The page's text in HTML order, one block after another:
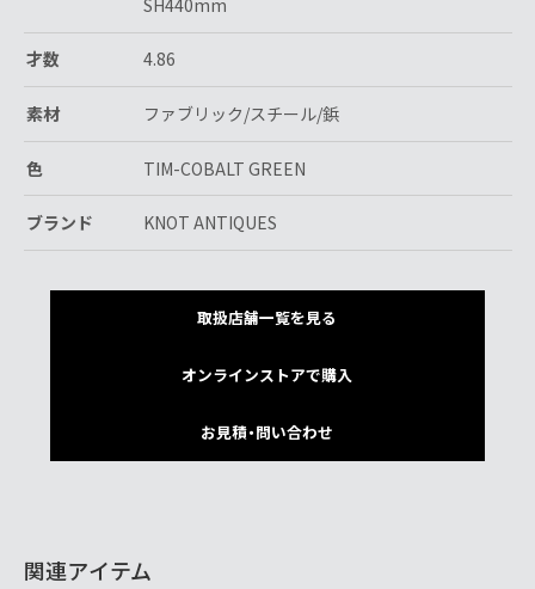
才数 4.86
素材 ファブリック/スチール/鋲
色 TIM-COBALT GREEN
ブランド KNOT ANTIQUES
取扱店舗一覧を見る
オンラインストアで購入
お見積・問い合わせ
関連アイテム